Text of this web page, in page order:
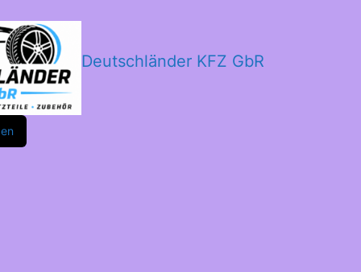
Deutschländer KFZ GbR